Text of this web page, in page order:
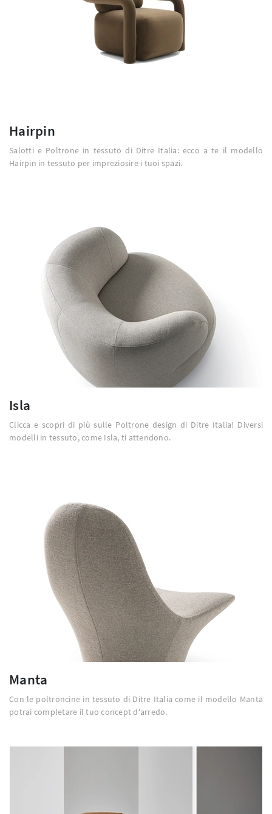
Hairpin
Salotti e Poltrone in tessuto di Ditre Italia: ecco a te il modello
Hairpin in tessuto per impreziosire i tuoi spazi.
Isla
Clicca e scopri di più sulle Poltrone design di Ditre Italia! Diversi
modelli in tessuto, come Isla, ti attendono.
Manta
Con le poltroncine in tessuto di Ditre Italia come il modello Manta
potrai completare il tuo concept d'arredo.